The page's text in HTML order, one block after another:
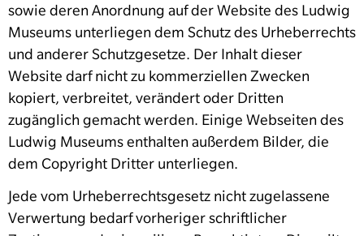
sowie deren Anordnung auf der Website des Ludwig
Museums unterliegen dem Schutz des Urheberrechts
und anderer Schutzgesetze. Der Inhalt dieser
Website darf nicht zu kommerziellen Zwecken
kopiert, verbreitet, verändert oder Dritten
zugänglich gemacht werden. Einige Webseiten des
Ludwig Museums enthalten außerdem Bilder, die
dem Copyright Dritter unterliegen.
Jede vom Urheberrechtsgesetz nicht zugelassene
Verwertung bedarf vorheriger schriftlicher